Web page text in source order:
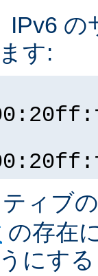
IPv6
す:
ィブ
の存在
にす